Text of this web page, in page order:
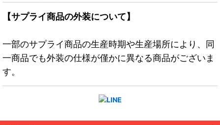
【サプライ商品の外装について】
一部のサプライ商品の生産時期や生産場所により、同
一商品でも外装の仕様が僅かに異なる商品がございま
す。